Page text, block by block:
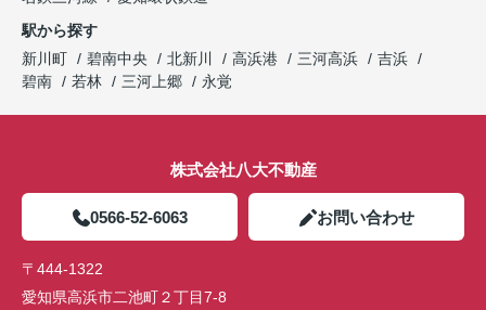
駅から探す
新川町
碧南中央 北新川 高浜港 三河高浜
吉浜
碧南
若林 三河上郷 永覚
株式会社八大不動産
0566-52-6063 お問い合わせ
〒444-1322
愛知県高浜市二池町２丁目7-8